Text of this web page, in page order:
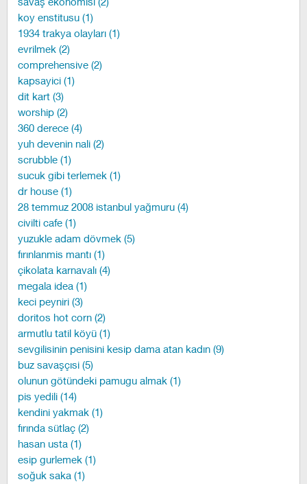
koy enstitusu (1)
1934 trakya olayları (1)
evrilmek (2)
comprehensive (2)
kapsayici (1)
dit kart (3)
worship (2)
360 derece (4)
yuh devenin nali (2)
scrubble (1)
sucuk gibi terlemek (1)
dr house (1)
28 temmuz 2008 istanbul yağmuru (4)
civilti cafe (1)
yuzukle adam dövmek (5)
fırınlanmis mantı (1)
çikolata karnavalı (4)
megala idea (1)
keci peyniri (3)
doritos hot corn (2)
armutlu tatil köyü (1)
sevgilisinin penisini kesip dama atan kadın (9)
buz savaşçısi (5)
olunun götündeki pamugu almak (1)
pis yedili (14)
kendini yakmak (1)
fırında sütlaç (2)
hasan usta (1)
esip gurlemek (1)
soğuk saka (1)